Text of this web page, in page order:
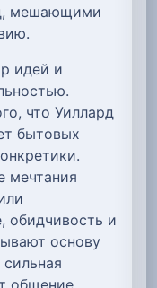
мешающими
идей и
что Уиллард
бытовых
мечтания
обидчивость и
основу
общение